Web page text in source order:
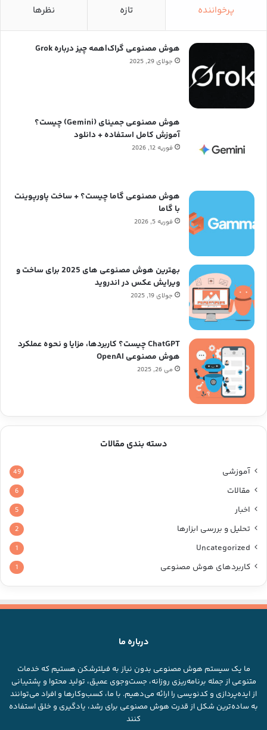
پرخواننده تازه نظرها
هوش مصنوعی گراک|همه چیز درباره Grok
جولای 29, 2025
هوش مصنوعی جمینای (Gemini) چیست؟
آموزش کامل استفاده + دانلود
فوریه 12, 2026
هوش مصنوعی گاما چیست؟ + ساخت پاورپوینت
با گاما
فوریه 5, 2026
بهترین هوش مصنوعی های 2025 برای ساخت و
ویرایش عکس در اندروید
جولای 19, 2025
ChatGPT چیست؟ کاربردها، مزایا و نحوه عملکرد
هوش مصنوعی OpenAI
می 26, 2025
دسته بندی مقالات
آموزشی 49
مقالات 6
اخبار 5
تحلیل و بررسی ابزارها 2
Uncategorized
1
کاربردهای هوش مصنوعی 1
درباره ما
ما یک سیستم هوش مصنوعی بدون نیاز به فیلترشکن هستیم که خدمات
متنوعی از جمله برنامه‌ریزی روزانه، جست‌وجوی عمیق، تولید محتوا و پشتیبانی
از ایده‌پردازی و کدنویسی را ارائه می‌دهیم. با ما، کسب‌وکارها و افراد می‌توانند
به ساده‌ترین شکل از قدرت هوش مصنوعی برای رشد، یادگیری و خلق استفاده
کنند